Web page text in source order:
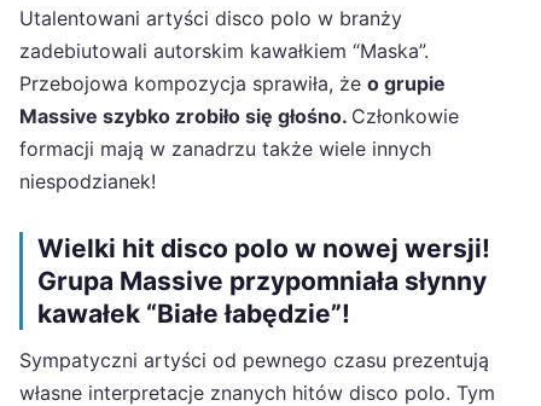
Utalentowani artyści disco polo w branży
zadebiutowali autorskim kawałkiem “Maska”.
Przebojowa kompozycja sprawiła, że o grupie
Massive szybko zrobiło się głośno. Członkowie
formacji mają w zanadrzu także wiele innych
niespodzianek!
Wielki hit disco polo w nowej wersji!
Grupa Massive przypomniała słynny
kawałek “Białe łabędzie”!
Sympatyczni artyści od pewnego czasu prezentują
własne interpretacje znanych hitów disco polo. Tym